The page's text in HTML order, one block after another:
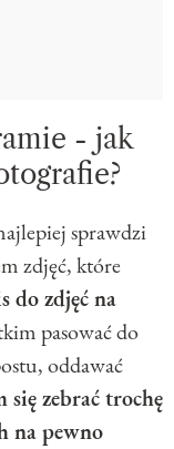
- jak
sprawdzi
zdjęć, które
do zdjęć na
pasować do
oddawać
się zebrać trochę
na pewno